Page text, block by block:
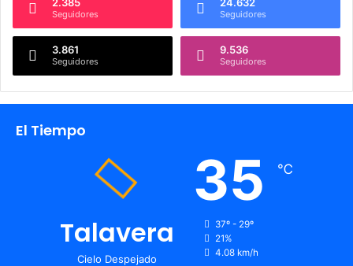
Seguidores Seguidores
3.861
Seguidores
9.536
Seguidores
El Tiempo
Talavera
Cielo Despejado
35 ℃
37º - 29º
21%
4.08 km/h